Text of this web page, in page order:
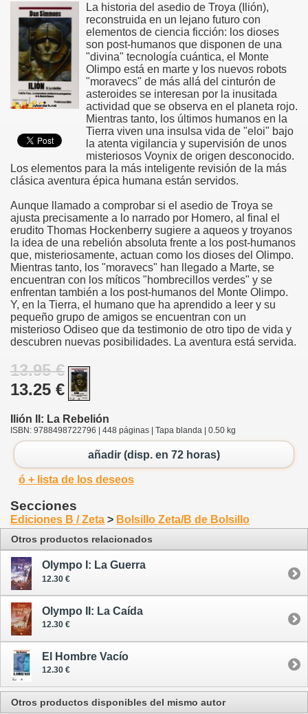
La historia del asedio de Troya (Ilión),
reconstruida en un lejano futuro con
elementos de ciencia ficción: los dioses
son post-humanos que disponen de una
"divina" tecnología cuántica, el Monte
Olimpo está en marte y los nuevos robots
"moravecs" de más allá del cinturón de
asteroides se interesan por la inusitada
actividad que se observa en el planeta rojo.
Mientras tanto, los últimos humanos en la
Tierra viven una insulsa vida de "eloi" bajo
la atenta vigilancia y supervisión de unos
misteriosos Voynix de origen desconocido.
Los elementos para la más inteligente revisión de la más
clásica aventura épica humana están servidos.
Aunque llamado a comprobar si el asedio de Troya se
ajusta precisamente a lo narrado por Homero, al final el
erudito Thomas Hockenberry sugiere a aqueos y troyanos
la idea de una rebelión absoluta frente a los post-humanos
que, misteriosamente, actuan como los dioses del Olimpo.
Mientras tanto, los "moravecs" han llegado a Marte, se
encuentran con los míticos "hombrecillos verdes" y se
enfrentan también a los post-humanos del Monte Olimpo.
Y, en la Tierra, el humano que ha aprendido a leer y su
pequeño grupo de amigos se encuentran con un
misterioso Odiseo que da testimonio de otro tipo de vida y
descubren nuevas posibilidades. La aventura está servida.
13.95 €
13.25 €
Ilión II: La Rebelión
ISBN: 9788498722796 | 448 páginas | Tapa blanda | 0.50 kg
añadir (disp. en 72 horas)
ó + lista de los deseos
Secciones
Ediciones B / Zeta > Bolsillo Zeta/B de Bolsillo
Otros productos relacionados
Olympo I: La Guerra
12.30 €
Olympo II: La Caída
12.30 €
El Hombre Vacío
12.30 €
Otros productos disponibles del mismo autor